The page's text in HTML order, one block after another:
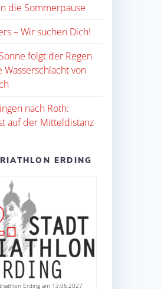
die Sommerpause
– Wir suchen Dich!
folgt der Regen
Wasserschlacht von
nach Roth:
auf der Mitteldistanz
ERDING
Erding am 13.06.2027